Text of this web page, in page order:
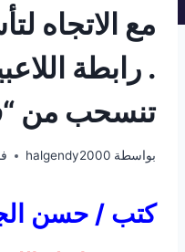
مع الاتجاه
. رابطة
تنسحب من
بواسطة halgendy2000
كتب / حسن